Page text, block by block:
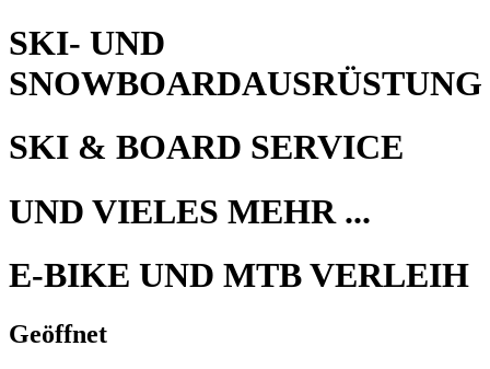
SKI- UND
SNOWBOARDAUSRÜSTUNG
SKI & BOARD SERVICE
UND VIELES MEHR ...
E-BIKE UND MTB VERLEIH
Geöffnet